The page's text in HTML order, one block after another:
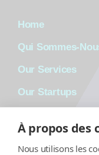
Home
Qui Sommes-
Our Services
Our Startups
Career
À propos des
Nous utilisons les